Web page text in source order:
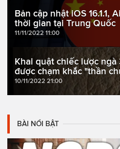
Bản cập nhật iOS 16.1.1,
thời gian tại Trung Quốc
11/11/2022 11:00
Khai quật chiếc lược
được chạm khắc "thần
10/11/2022 21:00
BÀI NỔI BẬT